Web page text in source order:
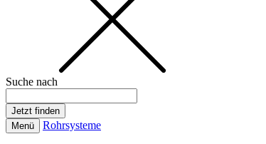
Suche nach
Menü Rohrsysteme